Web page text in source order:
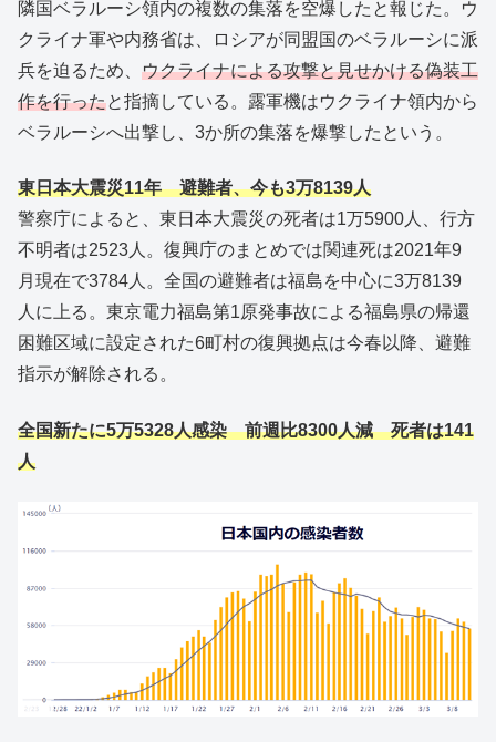
隣国ベラルーシ領内の複数の集落を空爆したと報じた。ウ
クライナ軍や内務省は、ロシアが同盟国のベラルーシに派
兵を迫るため、 ウクライナによる攻撃と見せかける偽装工
作を行ったと指摘している。露軍機はウクライナ領内から
ベラルーシへ出撃し、3か所の集落を爆撃したという。
東日本大震災11年 避難者、今も3万8139人
警察庁によると、東日本大震災の死者は1万5900人、行方
不明者は2523人。復興庁のまとめでは関連死は2021年9
月現在で3784人。全国の避難者は福島を中心に3万8139
人に上る。東京電力福島第1原発事故による福島県の帰還
困難区域に設定された6町村の復興拠点は今春以降、避難
指示が解除される。
全国新たに5万5328人感染 前週比8300人減 死者は141
人